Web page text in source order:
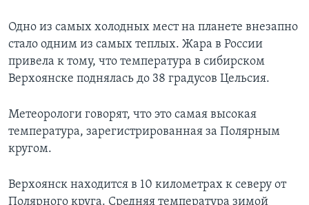
Одно из самых холодных мест на планете внезапно
стало одним из самых теплых. Жара в России
привела к тому, что температура в сибирском
Верхоянске поднялась до 38 градусов Цельсия.
Метеорологи говорят, что это самая высокая
температура, зарегистрированная за Полярным
кругом.
Верхоянск находится в 10 километрах к северу от
Полярного круга. Средняя температура зимой